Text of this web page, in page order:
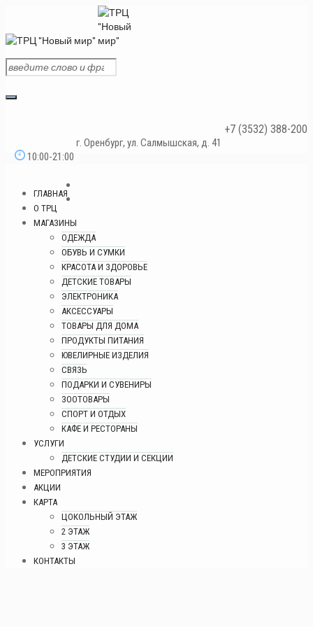
+7 (3532) 388-200
г. Оренбург, ул. Салмышская, д. 41
10:00-21:00
ГЛАВНАЯ
О ТРЦ
МАГАЗИНЫ
ОДЕЖДА
ОБУВЬ И СУМКИ
КРАСОТА И ЗДОРОВЬЕ
ДЕТСКИЕ ТОВАРЫ
ЭЛЕКТРОНИКА
АКСЕССУАРЫ
ТОВАРЫ ДЛЯ ДОМА
ПРОДУКТЫ ПИТАНИЯ
ЮВЕЛИРНЫЕ ИЗДЕЛИЯ
СВЯЗЬ
ПОДАРКИ И СУВЕНИРЫ
ЗООТОВАРЫ
СПОРТ И ОТДЫХ
КАФЕ И РЕСТОРАНЫ
УСЛУГИ
ДЕТСКИЕ СТУДИИ И СЕКЦИИ
МЕРОПРИЯТИЯ
АКЦИИ
КАРТА
ЦОКОЛЬНЫЙ ЭТАЖ
2 ЭТАЖ
3 ЭТАЖ
КОНТАКТЫ